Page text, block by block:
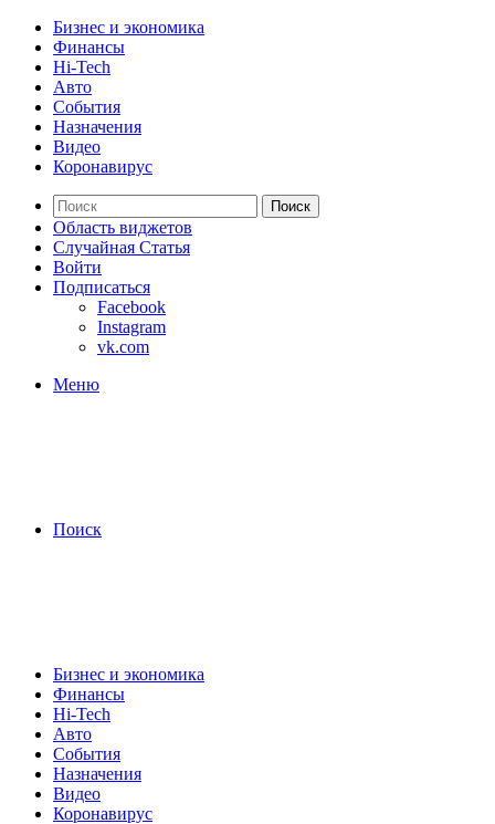
Бизнес и экономика
Финансы
Hi-Tech
Авто
События
Назначения
Видео
Коронавирус
Поиск
Область виджетов
Случайная Статья
Войти
Подписаться
Facebook
Instagram
vk.com
Меню
Поиск
Бизнес и экономика
Финансы
Hi-Tech
Авто
События
Назначения
Видео
Коронавирус